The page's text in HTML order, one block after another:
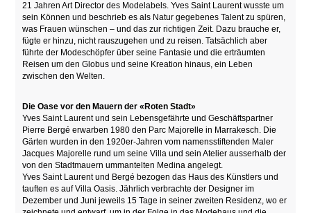
21 Jahren Art Director des Modelabels. Yves Saint Laurent wusste um
sein Können und beschrieb es als Natur gegebenes Talent zu spüren,
was Frauen wünschen – und das zur richtigen Zeit. Dazu brauche er,
fügte er hinzu, nicht rauszugehen und zu reisen. Tatsächlich aber
führte der Modeschöpfer über seine Fantasie und die erträumten
Reisen um den Globus und seine Kreation hinaus, ein Leben
zwischen den Welten.
Die Oase vor den Mauern der «Roten Stadt»
Yves Saint Laurent und sein Lebensgefährte und Geschäftspartner
Pierre Bergé erwarben 1980 den Parc Majorelle in Marrakesch. Die
Gärten wurden in den 1920er-Jahren vom namensstiftenden Maler
Jacques Majorelle rund um seine Villa und sein Atelier ausserhalb der
von den Stadtmauern ummantelten Medina angelegt.
Yves Saint Laurent und Bergé bezogen das Haus des Künstlers und
tauften es auf Villa Oasis. Jährlich verbrachte der Designer im
Dezember und Juni jeweils 15 Tage in seiner zweiten Residenz, wo er